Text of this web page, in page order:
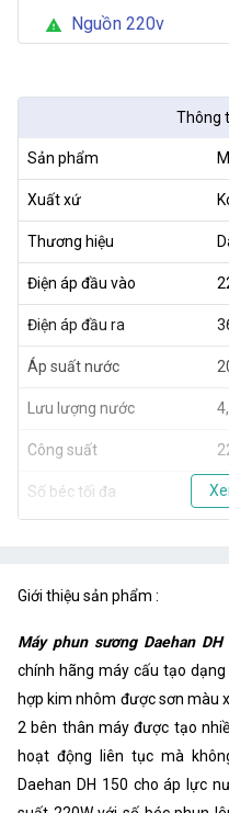
warning Nguồn 220v
Thông
Sản phẩm
Xuất xứ
Thương hiệu
Điện áp đầu vào
Điện áp đầu ra
Áp suất nước
Lưu lượng nước
Công suất
Số béc tối đa
Giới thiệu sản phẩm :
Máy phun sương Daehan
chính hãng máy cấu tạo
hợp kim nhôm được sơn màu
2 bên thân máy được tạo
hoạt động liên tục mà
Daehan DH 150 cho áp lực